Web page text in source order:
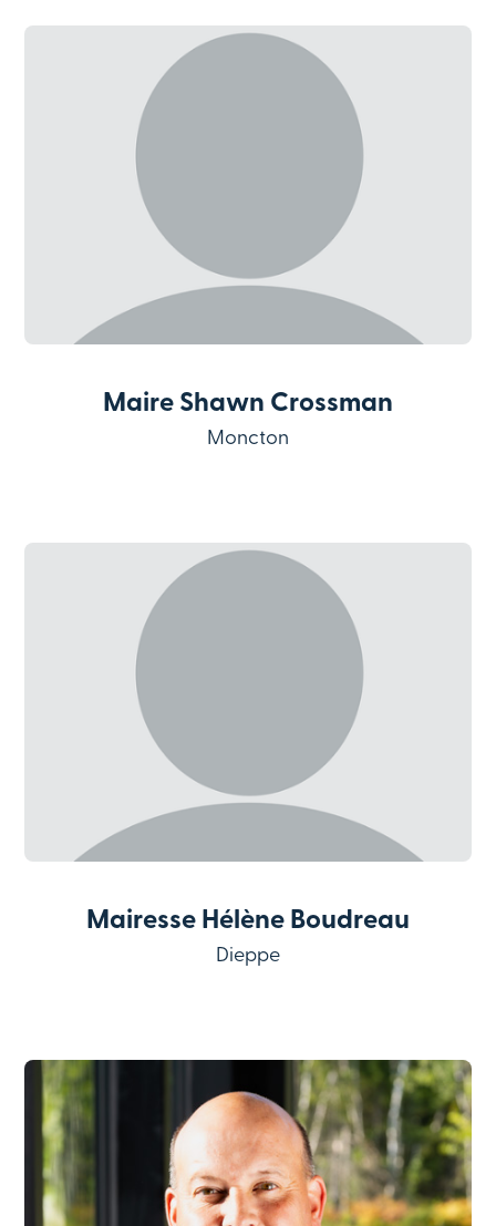
Maire Shawn Crossman
Moncton
Mairesse Hélène Boudreau
Dieppe